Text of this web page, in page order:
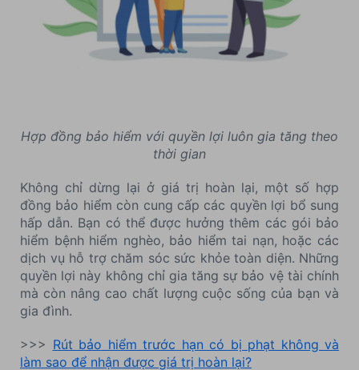
Hợp đồng bảo hiểm với quyền lợi luôn gia tăng theo
thời gian
Không chỉ dừng lại ở giá trị hoàn lại, một số hợp
đồng bảo hiểm còn cung cấp các quyền lợi bổ sung
hấp dẫn. Bạn có thể được hưởng thêm các gói bảo
hiểm bệnh hiểm nghèo, bảo hiểm tai nạn, hoặc các
dịch vụ hỗ trợ chăm sóc sức khỏe toàn diện. Những
quyền lợi này không chỉ gia tăng sự bảo vệ tài chính
mà còn nâng cao chất lượng cuộc sống của bạn và
gia đình.
>>> Rút bảo hiểm trước hạn có bị phạt không và
làm sao để nhận được giá trị hoàn lại?